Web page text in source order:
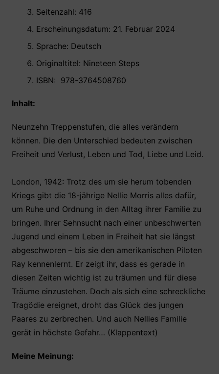
Seitenzahl: 416
Erscheinungsdatum: 21. Februar 2024
Sprache: Deutsch
Originaltitel: Nineteen Steps
ISBN: ‎ 978-3764508760 ‎ ‎
Inhalt:
Neunzehn Treppenstufen, die alles verändern
können. Die den Unterschied bedeuten zwischen
Freiheit und Verlust, Leben und Tod, Liebe und Leid.
London, 1942: Trotz des um sie herum tobenden
Kriegs gibt die 18-jährige Nellie Morris alles dafür,
um Ruhe und Ordnung in den Alltag ihrer Familie zu
bringen. Ihrer Sehnsucht nach einer unbeschwerten
Jugend und einem Leben in Freiheit hat sie längst
abgeschworen – bis sie den amerikanischen Piloten
Ray kennenlernt. Er zeigt ihr, dass es gerade in
diesen Zeiten wichtig ist zu träumen und für diese
Träume einzustehen. Doch als sich eine schreckliche
Tragödie ereignet, droht das Glück des jungen
Paares zu zerbrechen. Und auch Nellies Familie
gerät in höchste Gefahr… (Klappentext)
Meine Meinung: